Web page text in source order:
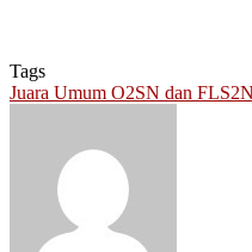
Tags
Juara Umum O2SN dan FLS2N